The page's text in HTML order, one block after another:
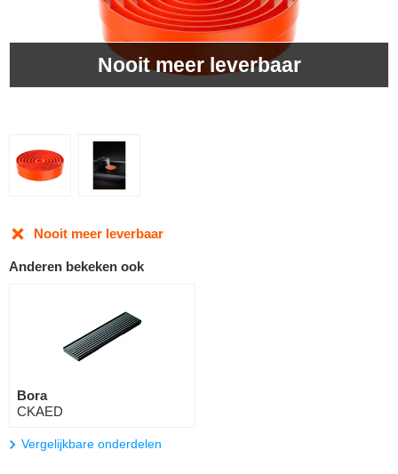
Nooit meer leverbaar
Nooit meer leverbaar
Anderen bekeken ook
Bora
CKAED
Vergelijkbare onderdelen